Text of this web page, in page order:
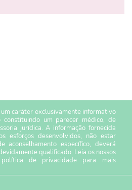
caráter exclusivamente informativo
um parecer médico, de
jurídica. A informação fornecida
esforços desenvolvidos, não estar
aconselhamento específico, deverá
qualificado. Leia os nossos
política de privacidade para mais